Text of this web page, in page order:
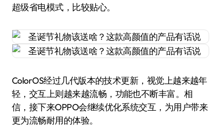
超级省电模式，比较贴心。
ColorOS经过几代版本的技术更新，视觉上越来越年
轻，交互上则越来越流畅，功能也不断丰富。相
信，接下来OPPO会继续优化系统交互，为用户带来
更为流畅耐用的体验。